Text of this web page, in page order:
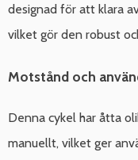
designad för att klara
vilket gör den robust
Motstånd och
Denna cykel har åtta
manuellt, vilket ger